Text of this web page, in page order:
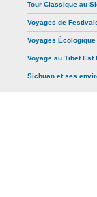
Tour Classique au
Voyages de
Voyages
Voyage au Tibet Est
Sichuan et ses